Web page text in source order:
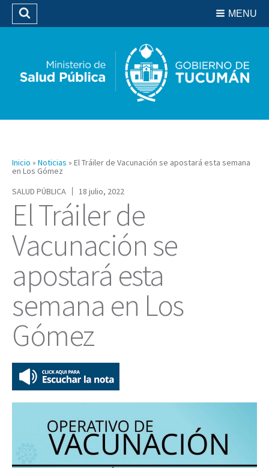
Biblioteca
MENU
Buscar
Inicio » Noticias » El Tráiler de Vacunación se apostará esta semana
en Los Gómez
SALUD PÚBLICA
18 julio, 2022
El Tráiler de
Vacunación se
apostará esta
semana en Los
Gómez